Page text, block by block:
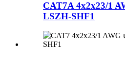
CAT7A 4x2x23/1
LSZH-SHF1